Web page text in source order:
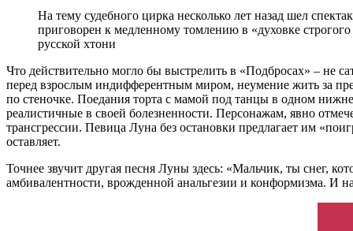
На тему судебного цирка несколько лет назад шел
приговорен к медленному томлению в «духовке
русской хтони
Что действительно могло бы выстрелить в «Подбросах» – не
перед взрослым индифферентным миром, неумение жить за
по стеночке. Поедания торта с мамой под танцы в одном
реалистичные в своей болезненности. Персонажам, явно
трансгрессии. Певица Луна без остановки предлагает им
оставляет.
Точнее звучит другая песня Луны здесь: «Мальчик, ты снег,
амбивалентности, врожденной анальгезии и конформизма. И